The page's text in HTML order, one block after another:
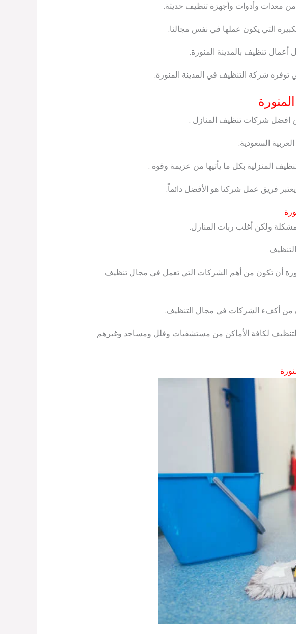
معدات وأدوات وأجهزة تنظيف حديثة.
التي يكون عملها في نفس مجالنا.
تنظيف بالمدينة المنورة.
توفره شركة التنظيف في المدينة المنورة.
افضل شركات تنظيف المنازل .
السعودية.
المنزلية بكل ما يأتيها من عزيمة وقوة .
فريق عمل شركتا هو الأفضل دائماً.
ولكن أغلب ربات المنازل.
أن تكون من أهم الشركات التي تعمل في مجال تنظيف
من أكفء الشركات في مجال التنظيف..
لكافة الأماكن من مستشفيات وفلل ومساجد وغيرهم